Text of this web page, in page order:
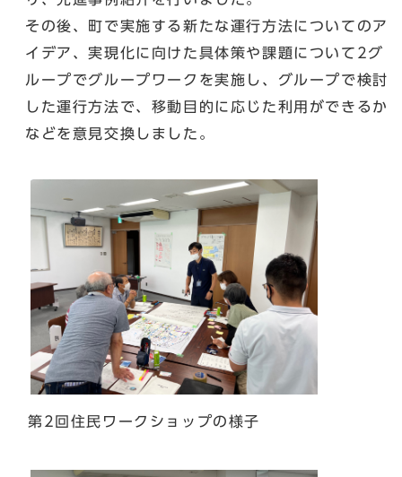
その後、町で実施する新たな運行方法についてのア
イデア、実現化に向けた具体策や課題について2グ
ループでグループワークを実施し、グループで検討
した運行方法で、移動目的に応じた利用ができるか
などを意見交換しました。
第2回住民ワークショップの様子